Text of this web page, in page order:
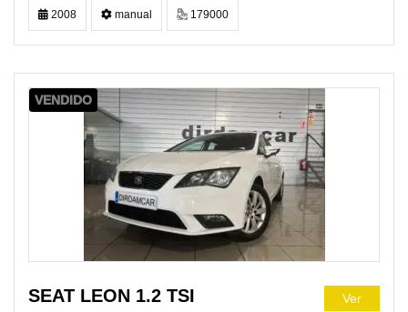
2008 manual 179000
VENDIDO
SEAT LEON 1.2 TSI Ver